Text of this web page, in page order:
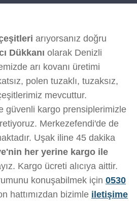
arıyorsanız doğru
Dükkanı olarak Denizli
arı kovanı üretimi
polen tuzaklı, tuzaksız,
mevcuttur.
güvenli kargo prensiplerimizle
Merkezefendi'de de
Uşak iline 45 dakika
her yerine kargo ile
Kargo ücreti alıcıya aittir.
konuşabilmek için 0530
hattımızdan bizimle iletişime